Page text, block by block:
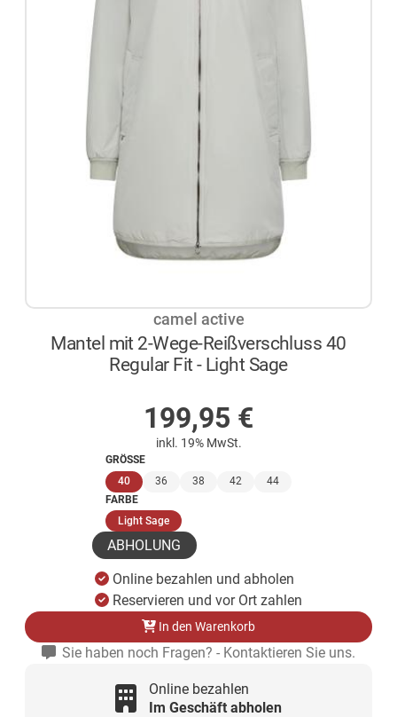
camel active
Mantel mit 2-Wege-Reißverschluss 40
Regular Fit - Light Sage
199,95 €
inkl. 19% MwSt.
GRÖSSE
40(ausgewählt)
36 38 42
44
FARBE
Light Sage(ausgewählt)
ABHOLUNG
Online bezahlen und abholen
Reservieren und vor Ort zahlen
In den Warenkorb
Sie haben noch Fragen? - Kontaktieren Sie uns.
Online bezahlen
Im Geschäft abholen